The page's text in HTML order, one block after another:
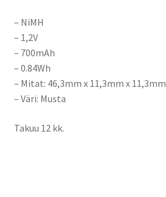
– NiMH
– 1,2V
– 700mAh
– 0.84Wh
– Mitat: 46,3mm x 11,3mm x 11,3mm
– Väri: Musta
Takuu 12 kk.